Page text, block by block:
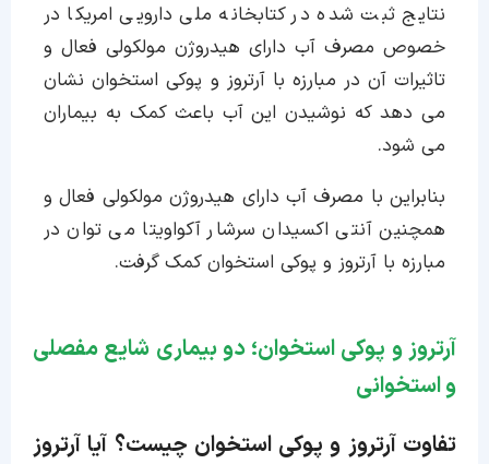
نتایج ثبت شده در کتابخانه ملی دارویی امریکا در
خصوص مصرف آب دارای هیدروژن مولکولی فعال و
تاثیرات آن در مبارزه با آرتروز و پوکی استخوان نشان
می دهد که نوشیدن این آب باعث کمک به بیماران
می شود.
بنابراین با مصرف آب دارای هیدروژن مولکولی فعال و
همچنین آنتی اکسیدان سرشار آکواویتا می توان در
مبارزه با آرتروز و پوکی استخوان کمک گرفت.
آرتروز و پوکی استخوان؛ دو بیماری شایع مفصلی
و استخوانی
تفاوت آرتروز و پوکی استخوان چیست؟ آیا آرتروز